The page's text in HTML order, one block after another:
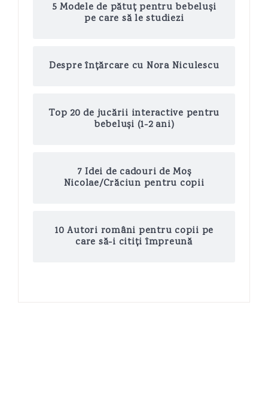
5 Modele de pătuț pentru bebeluși
pe care să le studiezi
Despre înțărcare cu Nora Niculescu
Top 20 de jucării interactive pentru
bebeluși (1-2 ani)
7 Idei de cadouri de Moș
Nicolae/Crăciun pentru copii
10 Autori români pentru copii pe
care să-i citiți împreună